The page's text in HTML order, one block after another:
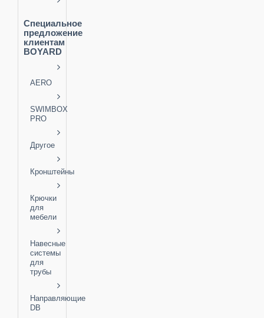
Специальное
предложение
клиентам
BOYARD
AERO
SWIMBOX
PRO
Другое
Кронштейны
Крючки
для
мебели
Навесные
системы
для
трубы
Направляющие
DB